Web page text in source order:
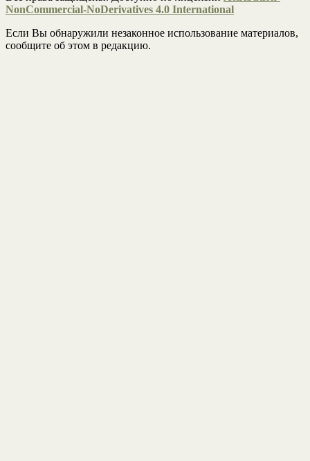
NonCommercial-NoDerivatives 4.0 International
Если Вы обнаружили незаконное использование материалов,
сообщите об этом в редакцию.